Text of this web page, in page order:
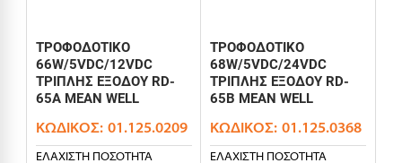
ΤΡΟΦΟΔΟΤΙΚΟ
66W/5VDC/12VDC
ΤΡΙΠΛΗΣ ΕΞΟΔΟΥ RD-
65A MEAN WELL
ΚΩΔΙΚΌΣ: 01.125.0209
ΕΛΆΧΙΣΤΗ ΠΟΣΌΤΗΤΑ
ΤΡΟΦΟΔΟΤΙΚΟ
68W/5VDC/24VDC
ΤΡΙΠΛΗΣ ΕΞΟΔΟΥ RD-
65B MEAN WELL
ΚΩΔΙΚΌΣ: 01.125.0368
ΕΛΆΧΙΣΤΗ ΠΟΣΌΤΗΤΑ